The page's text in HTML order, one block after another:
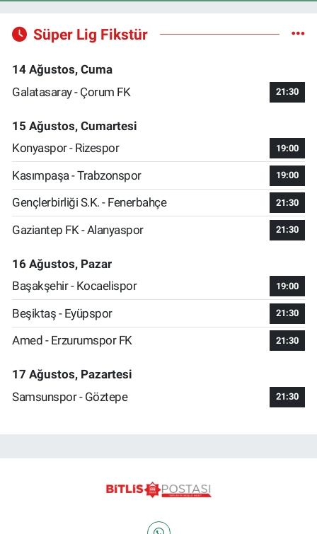
Süper Lig Fikstür
14 Ağustos, Cuma
Galatasaray - Çorum FK
21:30
15 Ağustos, Cumartesi
Konyaspor - Rizespor
19:00
Kasımpaşa - Trabzonspor 19:00
Gençlerbirliği S.K. - Fenerbahçe 21:30
Gaziantep FK - Alanyaspor 21:30
16 Ağustos, Pazar
Başakşehir - Kocaelispor
19:00
Beşiktaş - Eyüpspor 21:30
Amed - Erzurumspor FK 21:30
17 Ağustos, Pazartesi
Samsunspor - Göztepe
21:30